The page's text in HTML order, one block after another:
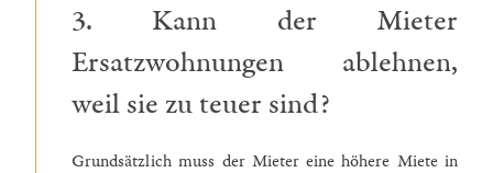
3. Kann der Mieter
Ersatzwohnungen ablehnen,
weil sie zu teuer sind?
Grundsätzlich muss der Mieter eine höhere Miete in